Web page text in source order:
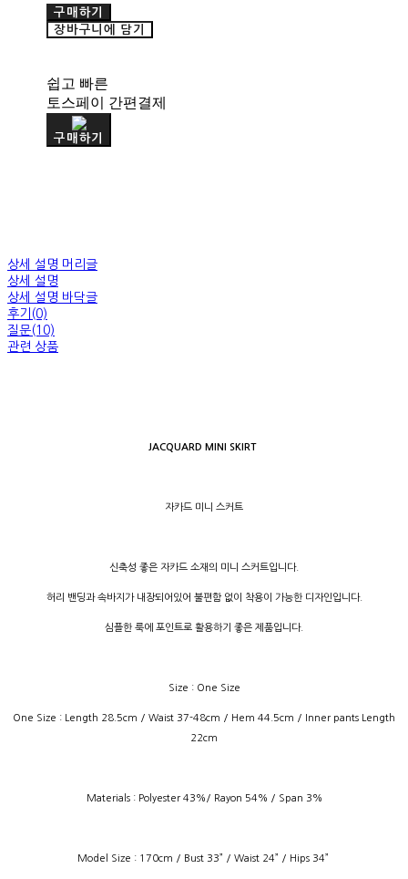
구매하기
장바구니에 담기
쉽고 빠른
토스페이 간편결제
구매하기
상세 설명 머리글
상세 설명
상세 설명 바닥글
후기(0)
질문(10)
관련 상품
JACQUARD MINI SKIRT
자카드 미니 스커트
신축성 좋은 자카드 소재의 미니 스커트입니다.
허리 밴딩과 속바지가 내장되어있어 불편함 없이 착용이 가능한 디자인입니다.
심플한 룩에 포인트로 활용하기 좋은 제품입니다.
Size : One Size
One Size : Length 28.5cm / Waist 37-48cm / Hem 44.5cm / Inner pants Length
22cm
Materials : Polyester 43%/ Rayon 54% / Span 3%
Model Size : 170cm / Bust 33” / Waist 24” / Hips 34”